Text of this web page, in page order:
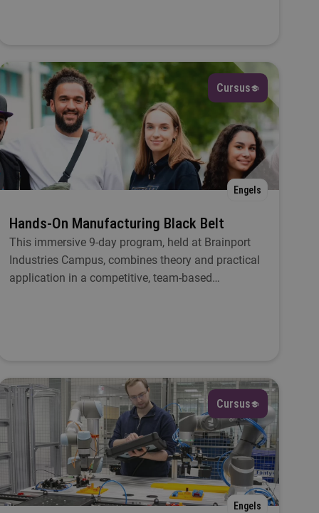
Cursus
Engels
Hands-On Manufacturing Black Belt
This immersive 9-day program, held at Brainport
Industries Campus, combines theory and practical
application in a competitive, team-based
Cursus
Engels